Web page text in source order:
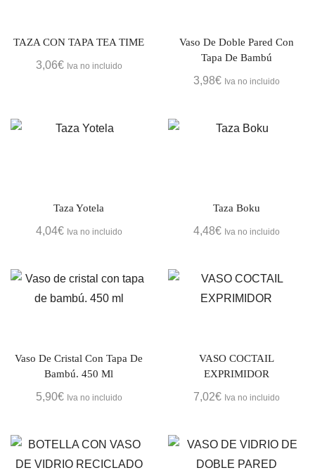
TAZA CON TAPA TEA TIME
3,06€ Iva no incluido
Vaso De Doble Pared Con
Tapa De Bambú
3,98€ Iva no incluido
Taza Yotela
4,04€ Iva no incluido
Taza Boku
4,48€ Iva no incluido
Vaso De Cristal Con Tapa De
Bambú. 450 Ml
5,90€ Iva no incluido
VASO COCTAIL
EXPRIMIDOR
7,02€ Iva no incluido